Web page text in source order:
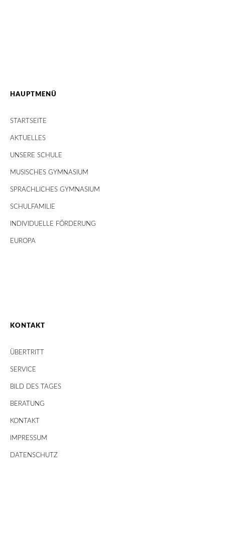
HAUPTMENÜ
STARTSEITE
AKTUELLES
UNSERE SCHULE
MUSISCHES GYMNASIUM
SPRACHLICHES GYMNASIUM
SCHULFAMILIE
INDIVIDUELLE FÖRDERUNG
EUROPA
KONTAKT
ÜBERTRITT
SERVICE
BILD DES TAGES
BERATUNG
KONTAKT
IMPRESSUM
DATENSCHUTZ